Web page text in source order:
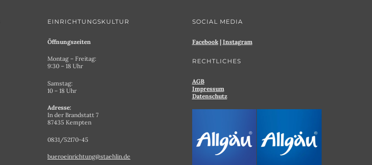
EINRICHTUNGSKULTUR
Öffnungszeiten
Montag – Freitag:
9:30 – 18 Uhr
Samstag:
10 – 18 Uhr
Adresse:
In der Brandstatt 7
87435 Kempten
0831/52170-45
bueroeinrichtung@staehlin.de
SOCIAL MEDIA
Facebook| Instagram
RECHTLICHES
AGB
Impressum
Datenschutz